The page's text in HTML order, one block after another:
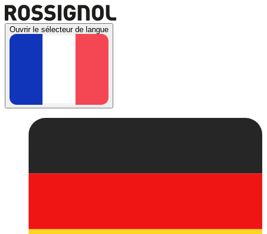
Ouvrir le sélecteur de langue